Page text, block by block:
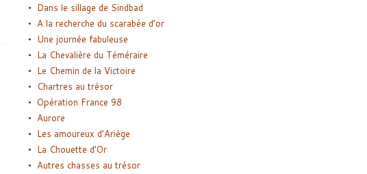
Dans le sillage de Sindbad
A la recherche du scarabée d’or
Une journée fabuleuse
La Chevalière du Téméraire
Le Chemin de la Victoire
Chartres au trésor
Opération France 98
Aurore
Les amoureux d’Ariège
La Chouette d’Or
Autres chasses au trésor